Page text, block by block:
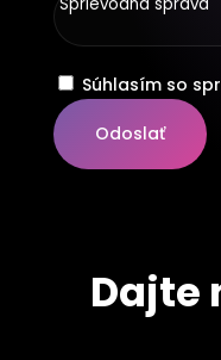
Súhlasím so
Odoslať
Dajte